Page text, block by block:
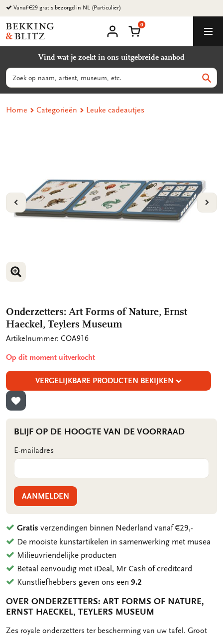
Ga
naar
content
Vanaf €29 gratis bezorgd in NL (Particulier)
Bekking
&
B.V.
account
Winkelmand
0
Vind wat je zoekt in ons uitgebreide aanbod
Zoeken
Home Categorieën Leuke cadeautjes
VORIGE
VERGROOT AFBEELDING
VERGROOT AFBEELDING
Onderzetters: Art Forms of Nature, Ernst
Haeckel, Teylers Museum
Artikelnummer: COA916
Op dit moment uitverkocht
VERGELIJKBARE PRODUCTEN BEKIJKEN
TOEVOEGEN AAN VERLANGLIJST
BLIJF OP DE HOOGTE VAN DE VOORRAAD
E-mailadres
AANMELDEN
Gratis verzendingen binnen Nederland vanaf €29,-
De mooiste kunstartikelen in samenwerking met musea
Milieuvriendelijke producten
Betaal eenvoudig met iDeal, Mr Cash of creditcard
Kunstliefhebbers geven ons een9.2
OVER ONDERZETTERS: ART FORMS OF NATURE,
ERNST HAECKEL, TEYLERS MUSEUM
OMSCHRIJVING
Zes royale onderzetters ter bescherming van uw tafel. Groot